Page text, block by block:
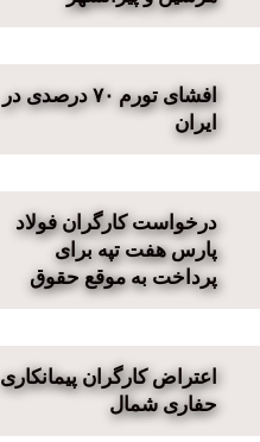
افشای تورم ۷۰ درصدی در
ایران
درخواست کارگران فولاد
پارس هفت تپه برای
پرداخت به موقع حقوق
اعتراض کارگران پیمانکاری
حفاری شمال